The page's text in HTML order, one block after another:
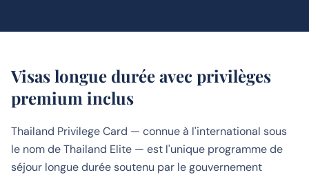
Visas longue durée avec privilèges
premium inclus
Thailand Privilege Card — connue à l'international sous
le nom de Thailand Elite — est l'unique programme de
séjour longue durée soutenu par le gouvernement